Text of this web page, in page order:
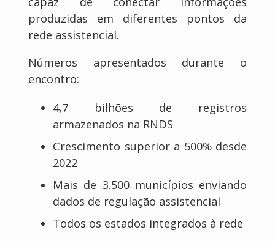
produzidas em diferentes pontos da
rede assistencial.
Números apresentados durante o
encontro:
4,7 bilhões de registros
armazenados na RNDS
Crescimento superior a 500% desde
2022
Mais de 3.500 municípios enviando
dados de regulação assistencial
Todos os estados integrados à rede